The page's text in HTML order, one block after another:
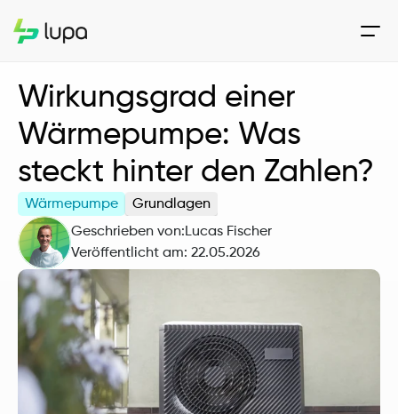
Wirkungsgrad einer
Wärmepumpe: Was
steckt hinter den Zahlen?
Geschrieben von:Lucas Fischer
Veröffentlicht am: 22.05.2026
Wärmepumpe Grundlagen